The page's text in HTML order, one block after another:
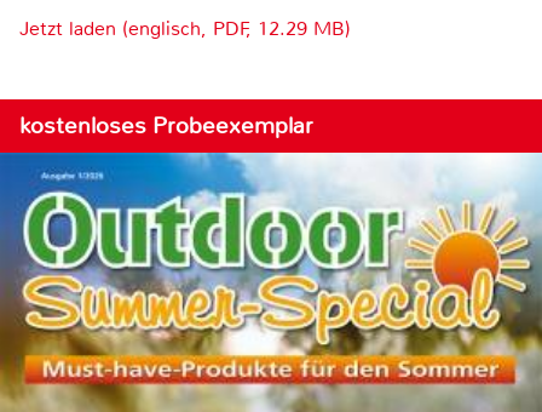
Jetzt laden (englisch, PDF, 12.29 MB)
kostenloses Probeexemplar